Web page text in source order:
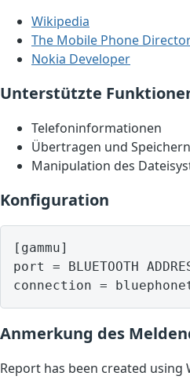
Wikipedia
The Mobile Phone
Nokia Developer
Unterstützte
Telefoninformationen
Übertragen und
Manipulation des
Konfiguration
[gammu]
port = BLUETOOTH
Anmerkung des
Report has been created using